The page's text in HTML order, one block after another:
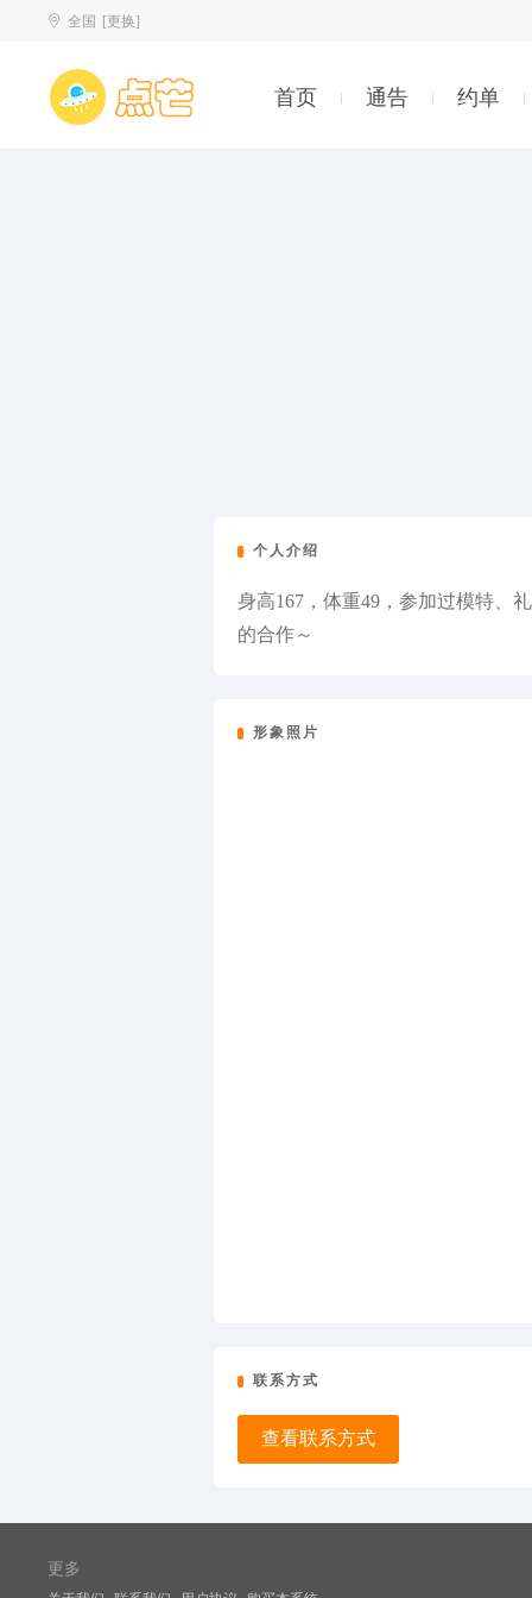
全国 [更换]
首页 通告 约单
个人介绍
身高167，体重49，参加过模特、
的合作～
形象照片
联系方式
查看联系方式
更多